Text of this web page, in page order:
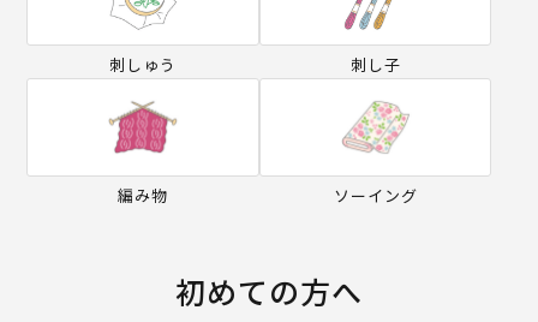
刺しゅう 刺し子
編み物 ソーイング
初めての方へ